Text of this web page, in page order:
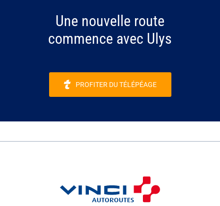
Une nouvelle route
commence avec Ulys
PROFITER DU TÉLÉPÉAGE